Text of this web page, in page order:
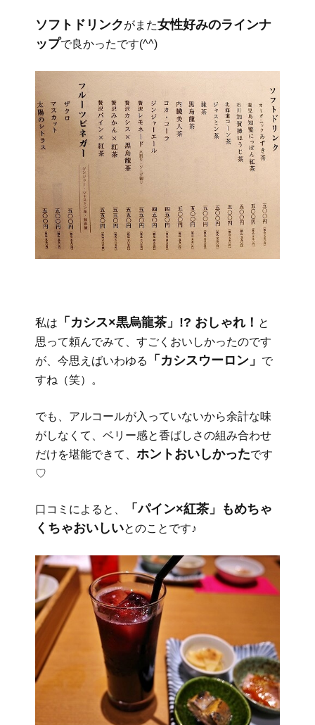
ソフトドリンクがまた女性好みのラインナ
ップで良かったです(^^)
私は 「カシス×黒烏龍茶」!? おしゃれ！ と
思って頼んでみて、すごくおいしかったのです
が、今思えばいわゆる
「カシスウーロン」
で
すね（笑）。
でも、アルコールが入っていないから余計な味
がしなくて、ベリー感と香ばしさの組み合わせ
だけを堪能できて、 ホントおいしかったです
♡
口コミによると、
「パイン×紅茶」もめちゃ
くちゃおいしいとのことです♪